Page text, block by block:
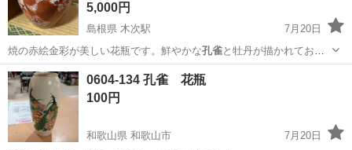
5,000円
島根県 木次駅
7月20日
焼の赤絵金彩が美しい花瓶です。鮮やかな孔雀と牡丹が描かれてお
り、華やかな雰囲気で…
島根 雲南市 インテリア雑貨/小物
0604-134 孔雀 花瓶
100円
和歌山県 和歌山市
7月20日